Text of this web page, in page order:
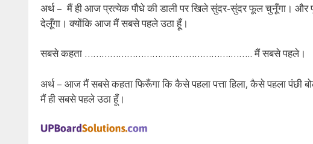
अर्थ – मैं ही आज प्रत्येक पौधे की डाली पर खिले सुंदर-सुंदर फूल चुनूँगा। और
देलूँगा। क्योंकि आज मैं सबसे पहले उठा हूँ।
सबसे कहता …………………………………………….…….. मैं सबसे पहले।
अर्थ – आज मैं सबसे कहता फिरूँगा कि कैसे पहला पत्ता हिला, कैसे पहला
मैं ही सबसे पहले उठा हूँ।